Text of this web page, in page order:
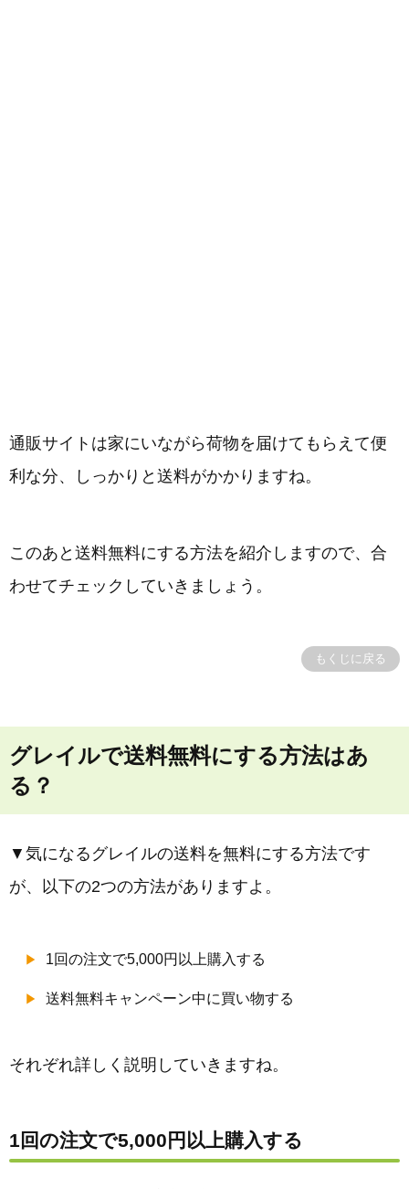
通販サイトは家にいながら荷物を届けてもらえて便
利な分、しっかりと送料がかかりますね。
このあと送料無料にする方法を紹介しますので、合
わせてチェックしていきましょう。
もくじに戻る
グレイルで送料無料にする方法はあ
る？
▼気になるグレイルの送料を無料にする方法です
が、以下の2つの方法がありますよ。
1回の注文で5,000円以上購入する
送料無料キャンペーン中に買い物する
それぞれ詳しく説明していきますね。
1回の注文で5,000円以上購入する